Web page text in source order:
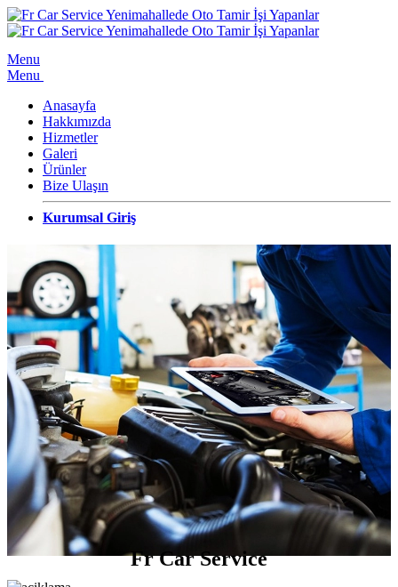
Menu
Menu
Anasayfa
Hakkımızda
Hizmetler
Galeri
Ürünler
Bize Ulaşın
Kurumsal Giriş
Fr Car Service